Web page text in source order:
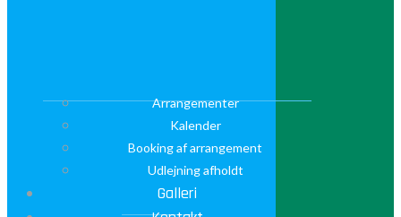
Arrangementer
Kalender
Booking af arrangement
Udlejning afholdt
Galleri